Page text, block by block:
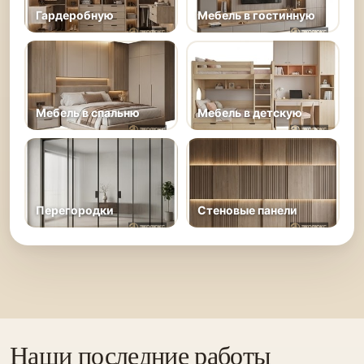
Гардеробную Мебель в гостинную
Мебель в спальню Мебель в детскую
Перегородки Стеновые панели
Наши последние работы